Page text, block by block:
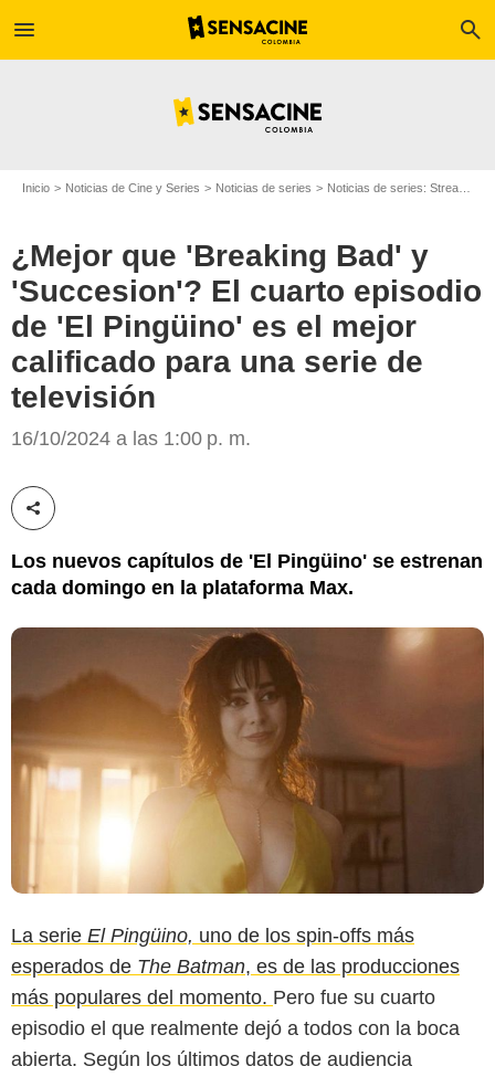
menu search
Inicio Noticias de Cine y Series Noticias de series Noticias de series: Streaming
¿Mejor que 'Breaking Bad' y
'Succesion'? El cuarto episodio
de 'El Pingüino' es el mejor
calificado para una serie de
televisión
16/10/2024 a las 1:00 p. m.
Compartir esta noticia
Los nuevos capítulos de 'El Pingüino' se estrenan
cada domingo en la plataforma Max.
Geek + Gamers
La serie El Pingüino, uno de los spin-offs más
esperados de The Batman, es de las producciones
más populares del momento. Pero fue su cuarto
episodio el que realmente dejó a todos con la boca
abierta. Según los últimos datos de audiencia